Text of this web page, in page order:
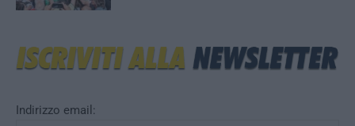
Indirizzo email: